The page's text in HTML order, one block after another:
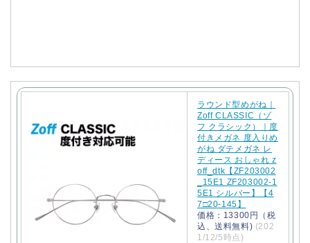
ラウンド型めがね｜
Zoff CLASSIC（ゾ
フ クラシック）｜度
付きメガネ 度入りめ
がね ダテメガネ レ
ディース おしゃれ z
off_dtk【ZF203002
_15E1 ZF203002-1
5E1 シルバー】【4
7□20-145】
価格：13300円（税
込、送料無料) (202
1/12/5時点)